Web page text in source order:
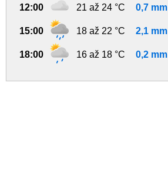
12:00 21 až 24 °C 0,7 mm
15:00 18 až 22 °C 2,1 mm
18:00 16 až 18 °C 0,2 mm